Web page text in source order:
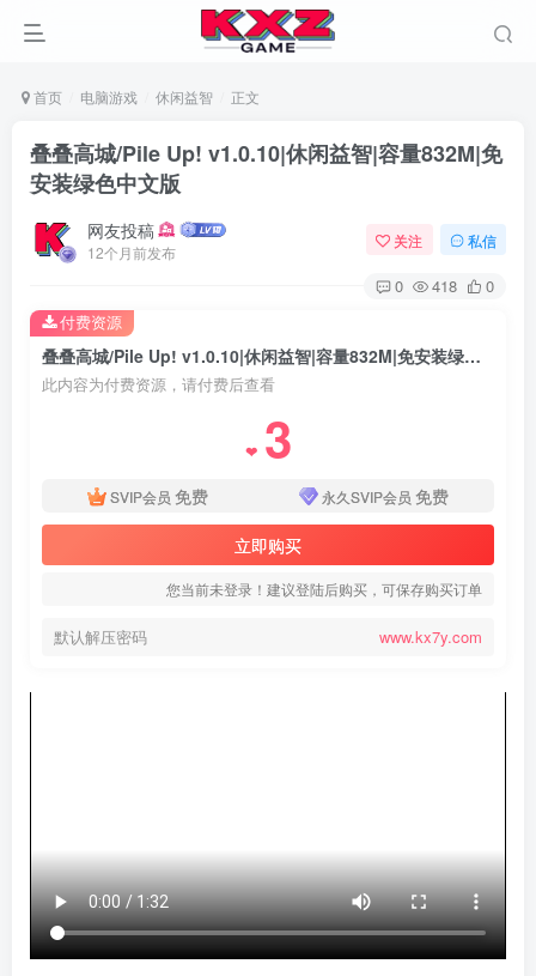
首页 电脑游戏 休闲益智 正文
叠叠高城/Pile Up! v1.0.10|休闲益智|容量832M|免
安装绿色中文版
网友投稿
12个月前发布
关注 私信
0 418 0
叠叠高城/Pile Up! v1.0.10|休闲益智|容量832M|免安装绿色中文版
此内容为付费资源，请付费后查看
❤ 3
SVIP会员 免费 永久SVIP会员 免费
立即购买
您当前未登录！建议登陆后购买，可保存购买订单
默认解压密码 www.kx7y.com
付费资源